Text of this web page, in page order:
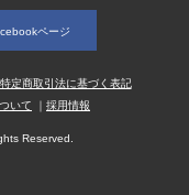
ページ
特定商取引法に基づく表記
いて 採用情報
Reserved.